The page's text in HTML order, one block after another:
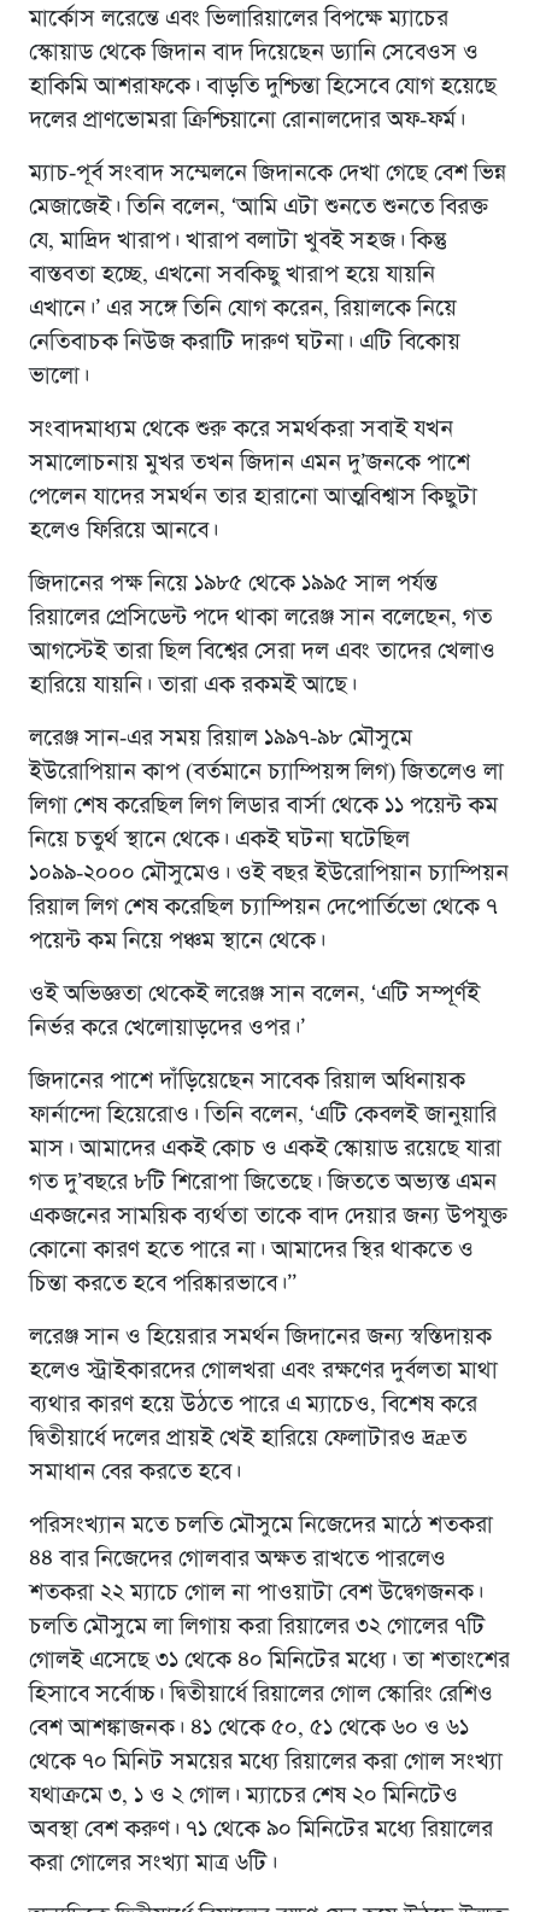
মার্কোস লরেন্তে এবং ভিলারিয়ালের বিপক্ষে ম্যাচের
স্কোয়াড থেকে জিদান বাদ দিয়েছেন ড্যানি সেবেওস ও
হাকিমি আশরাফকে। বাড়তি দুশ্চিন্তা হিসেবে যোগ হয়েছে
দলের প্রাণভোমরা ক্রিশ্চিয়ানো রোনালদোর অফ-ফর্ম।
ম্যাচ-পূর্ব সংবাদ সম্মেলনে জিদানকে দেখা গেছে বেশ ভিন্ন
মেজাজেই। তিনি বলেন, ‘আমি এটা শুনতে শুনতে বিরক্ত
যে, মাদ্রিদ খারাপ। খারাপ বলাটা খুবই সহজ। কিন্তু
বাস্তবতা হচ্ছে, এখনো সবকিছু খারাপ হয়ে যায়নি
এখানে।’ এর সঙ্গে তিনি যোগ করেন, রিয়ালকে নিয়ে
নেতিবাচক নিউজ করাটি দারুণ ঘটনা। এটি বিকোয়
ভালো।
সংবাদমাধ্যম থেকে শুরু করে সমর্থকরা সবাই যখন
সমালোচনায় মুখর তখন জিদান এমন দু’জনকে পাশে
পেলেন যাদের সমর্থন তার হারানো আত্মবিশ্বাস কিছুটা
হলেও ফিরিয়ে আনবে।
জিদানের পক্ষ নিয়ে ১৯৮৫ থেকে ১৯৯৫ সাল পর্যন্ত
রিয়ালের প্রেসিডেন্ট পদে থাকা লরেঞ্জ সান বলেছেন, গত
আগস্টেই তারা ছিল বিশ্বের সেরা দল এবং তাদের খেলাও
হারিয়ে যায়নি। তারা এক রকমই আছে।
লরেঞ্জ সান-এর সময় রিয়াল ১৯৯৭-৯৮ মৌসুমে
ইউরোপিয়ান কাপ (বর্তমানে চ্যাম্পিয়ন্স লিগ) জিতলেও লা
লিগা শেষ করেছিল লিগ লিডার বার্সা থেকে ১১ পয়েন্ট কম
নিয়ে চতুর্থ স্থানে থেকে। একই ঘটনা ঘটেছিল
১০৯৯-২০০০ মৌসুমেও। ওই বছর ইউরোপিয়ান চ্যাম্পিয়ন
রিয়াল লিগ শেষ করেছিল চ্যাম্পিয়ন দেপোর্তিভো থেকে ৭
পয়েন্ট কম নিয়ে পঞ্চম স্থানে থেকে।
ওই অভিজ্ঞতা থেকেই লরেঞ্জ সান বলেন, ‘এটি সম্পূর্ণই
নির্ভর করে খেলোয়াড়দের ওপর।’
জিদানের পাশে দাঁড়িয়েছেন সাবেক রিয়াল অধিনায়ক
ফার্নান্দো হিয়েরোও। তিনি বলেন, ‘এটি কেবলই জানুয়ারি
মাস। আমাদের একই কোচ ও একই স্কোয়াড রয়েছে যারা
গত দু’বছরে ৮টি শিরোপা জিতেছে। জিততে অভ্যস্ত এমন
একজনের সাময়িক ব্যর্থতা তাকে বাদ দেয়ার জন্য উপযুক্ত
কোনো কারণ হতে পারে না। আমাদের স্থির থাকতে ও
চিন্তা করতে হবে পরিষ্কারভাবে।”
লরেঞ্জ সান ও হিয়েরার সমর্থন জিদানের জন্য স্বস্তিদায়ক
হলেও স্ট্রাইকারদের গোলখরা এবং রক্ষণের দুর্বলতা মাথা
ব্যথার কারণ হয়ে উঠতে পারে এ ম্যাচেও, বিশেষ করে
দ্বিতীয়ার্ধে দলের প্রায়ই খেই হারিয়ে ফেলাটারও দ্রæত
সমাধান বের করতে হবে।
পরিসংখ্যান মতে চলতি মৌসুমে নিজেদের মাঠে শতকরা
৪৪ বার নিজেদের গোলবার অক্ষত রাখতে পারলেও
শতকরা ২২ ম্যাচে গোল না পাওয়াটা বেশ উদ্বেগজনক।
চলতি মৌসুমে লা লিগায় করা রিয়ালের ৩২ গোলের ৭টি
গোলই এসেছে ৩১ থেকে ৪০ মিনিটের মধ্যে। তা শতাংশের
হিসাবে সর্বোচ্চ। দ্বিতীয়ার্ধে রিয়ালের গোল স্কোরিং রেশিও
বেশ আশঙ্কাজনক। ৪১ থেকে ৫০, ৫১ থেকে ৬০ ও ৬১
থেকে ৭০ মিনিট সময়ের মধ্যে রিয়ালের করা গোল সংখ্যা
যথাক্রমে ৩, ১ ও ২ গোল। ম্যাচের শেষ ২০ মিনিটেও
অবস্থা বেশ করুণ। ৭১ থেকে ৯০ মিনিটের মধ্যে রিয়ালের
করা গোলের সংখ্যা মাত্র ৬টি।